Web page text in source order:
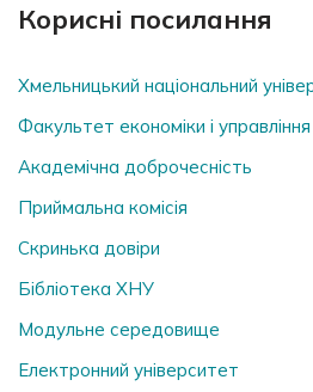
Корисні посилання
Хмельницький національний
Факультет економіки і управління
Академічна доброчесність
Приймальна комісія
Скринька довiри
Бібліотека ХНУ
Модульне середовище
Електронний університет